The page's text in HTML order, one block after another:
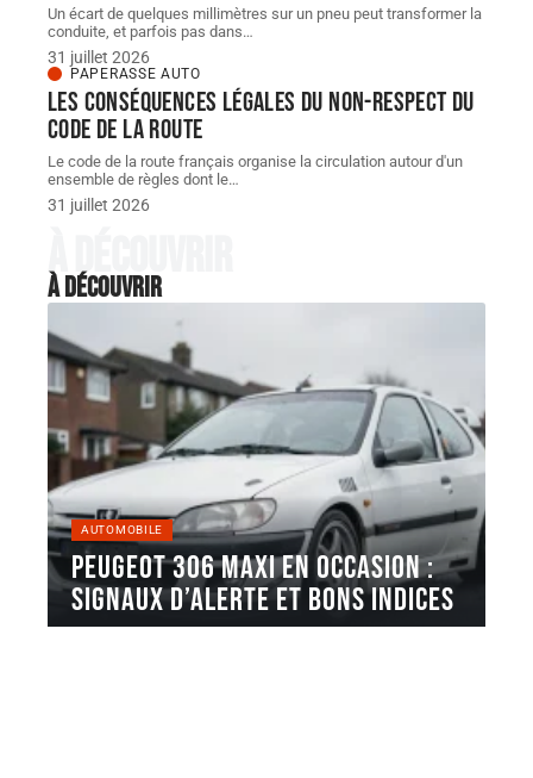
Un écart de quelques millimètres sur un pneu peut transformer la
conduite, et parfois pas dans…
31 juillet 2026
PAPERASSE AUTO
Les conséquences légales du non-respect du
code de la route
Le code de la route français organise la circulation autour d'un
ensemble de règles dont le…
31 juillet 2026
À découvrir
À découvrir
AUTOMOBILE
Peugeot 306 Maxi en occasion :
signaux d’alerte et bons indices